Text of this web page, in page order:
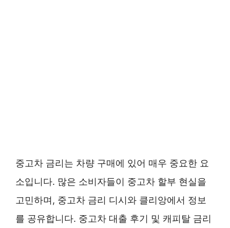
중고차 금리는 차량 구매에 있어 매우 중요한 요
소입니다. 많은 소비자들이 중고차 할부 현실을
고민하며, 중고차 금리 디시와 클리앙에서 정보
를 공유합니다. 중고차 대출 후기 및 캐피탈 금리